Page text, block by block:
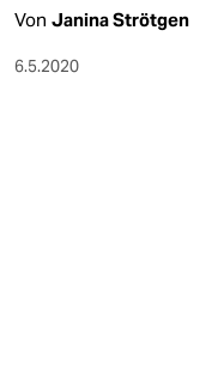
verlag
verlag
Von Janina Strötgen
6.5.2020